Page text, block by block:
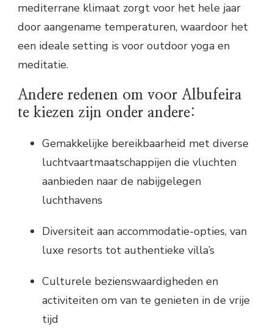
mediterrane klimaat zorgt voor het hele jaar
door aangename temperaturen, waardoor het
een ideale setting is voor outdoor yoga en
meditatie.
Andere redenen om voor Albufeira
te kiezen zijn onder andere:
Gemakkelijke bereikbaarheid met diverse
luchtvaartmaatschappijen die vluchten
aanbieden naar de nabijgelegen
luchthavens
Diversiteit aan accommodatie-opties, van
luxe resorts tot authentieke villa’s
Culturele bezienswaardigheden en
activiteiten om van te genieten in de vrije
tijd